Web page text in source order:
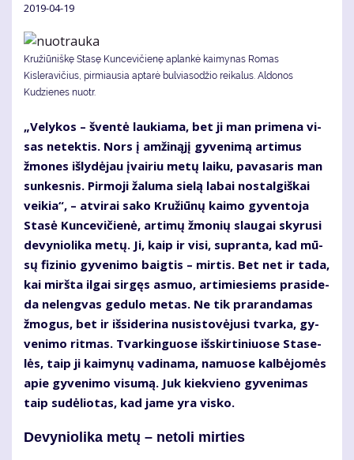
2019-04-19
Kružiūniškę Stasę Kuncevičienę aplankė kaimynas Romas
Kisleravičius, pirmiausia aptarė bulviasodžio reikalus. Aldonos
Kudzienes nuotr.
„Ve­ly­kos – šven­tė lau­kia­ma, bet ji man pri­me­na vi­
sas ne­tek­tis. Nors į am­ži­ną­jį gy­ve­ni­mą ar­ti­mus
žmo­nes iš­ly­dė­jau įvai­riu me­tų lai­ku, pa­va­sa­ris man
sun­kes­nis. Pir­mo­ji ža­lu­ma sie­lą la­bai nos­tal­giš­kai
vei­kia“, – at­vi­rai sa­ko Kru­žiū­nų kai­mo gy­ven­to­ja
Sta­sė Kun­ce­vi­čie­nė, ar­ti­mų žmo­nių slau­gai sky­ru­si
de­vy­nio­li­ka me­tų. Ji, kaip ir vi­si, su­pran­ta, kad mū­
sų fi­zi­nio gy­ve­ni­mo baig­tis – mir­tis. Bet net ir ta­da,
kai mirš­ta il­gai sir­gęs as­muo, ar­ti­mie­siems pra­si­de­
da ne­leng­vas ge­du­lo me­tas. Ne tik pra­ran­da­mas
žmo­gus, bet ir iš­si­de­ri­na nu­si­sto­vė­ju­si tvar­ka, gy­
ve­ni­mo rit­mas. Tvar­kin­guo­se iš­skir­ti­niuo­se Sta­se­
lės, taip ji kai­my­nų va­di­na­ma, na­muo­se kal­bė­jo­mės
apie gy­ve­ni­mo vi­su­mą. Juk kiek­vie­no gy­ve­ni­mas
taip su­dė­lio­tas, kad ja­me yra vis­ko.
De­vy­nio­li­ka me­tų – ne­to­li mir­ties